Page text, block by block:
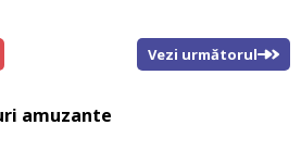
Vezi următorul
amuzante